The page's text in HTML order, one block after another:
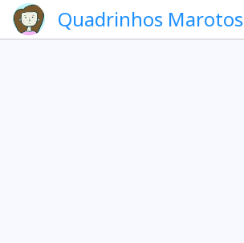
Quadrinhos Marotos